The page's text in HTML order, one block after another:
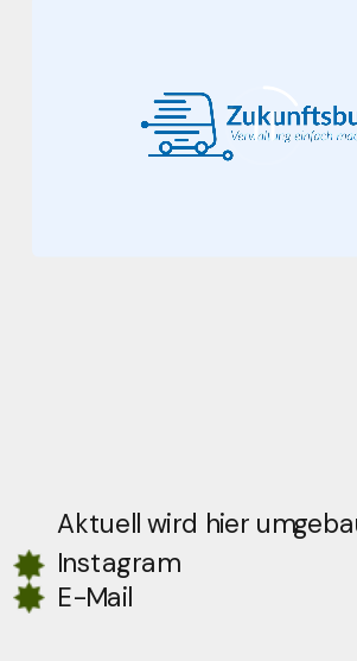
Aktuell wird hier
Instagram
E-Mail